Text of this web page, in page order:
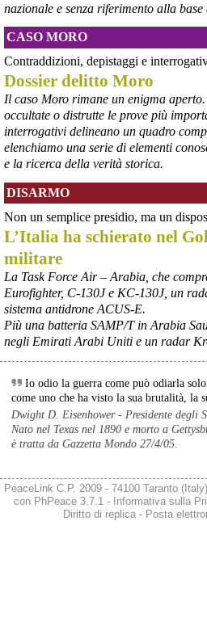
@peacelink - 5/8/2026 8:36
youtu.be/9mhDGiNnJ0s
Contrariamente a quanto diffuso da
mantiene l’iniziativa militare in Ucraina.
#Ucraina
@peacelink - 5/8/2026 7:41
Bombe sull'ospedale pediatrico di
attacchi sui minori"
Il Fondo delle Nazioni Unite per
appello a Russia e Ucraina affinché
sensi del diritto internazionale
riguarda la protezione dei bambini”.
@peacelink - 5/8/2026 7:39
A largo di Pantelleria la Marina
nazionale e senza riferimento alla base
CASO MORO
Contraddizioni, depistaggi e
Dossier delitto Moro
Il caso Moro rimane un enigma
occultate o distrutte le prove più
interrogativi delineano un quadro
elenchiamo una serie di elementi
e la ricerca della verità storica.
DISARMO
Non un semplice presidio, ma un
L’Italia ha schierato nel
militare
La Task Force Air – Arabia, che
Eurofighter, C-130J e KC-130J, un
sistema antidrone ACUS-E.
Più una batteria SAMP/T in Arabia
negli Emirati Arabi Uniti e un radar
Io odio la guerra come può odiarla
come uno che ha visto la sua brutalità, la
Dwight D. Eisenhower - Presidente degli
Nato nel Texas nel 1890 e morto a
è tratta da Gazzetta Mondo 27/4/05.
PeaceLink C.P. 2009 - 74100 Taranto
con PhPeace 3.7.1 - Informativa sulla
Diritto di replica- Posta